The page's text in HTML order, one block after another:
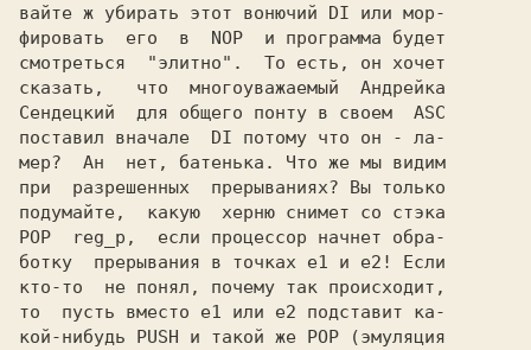
вайте ж убирать этот вонючий DI или мор-
фировать  его  в
NOP
и программа будет
смотреться
"элитно".
То есть, он хочет
сказать,   что  многоуважаемый
Сендецкий
для общего понту в своем
поставил вначале
DI потому что он - ла-
мер?  Ан  нет, батенька. Что же мы видим
при  разрешенных  прерываниях? Вы только
POP  reg_p,
если процессор начнет обра-
ботку  прерывания в точках e1 и e2!
Если
кто-то  не понял, почему так происходит,
то  пусть вместо e1 или e2 подставит ка-
кой-нибудь PUSH и такой же POP
(эмуляция